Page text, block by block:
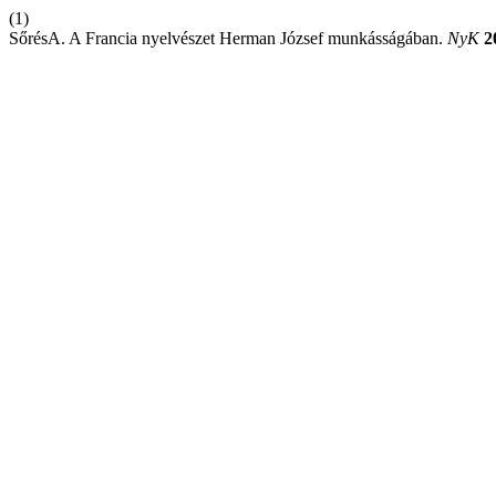
(1)
SőrésA. A Francia nyelvészet Herman József munkásságában. NyK